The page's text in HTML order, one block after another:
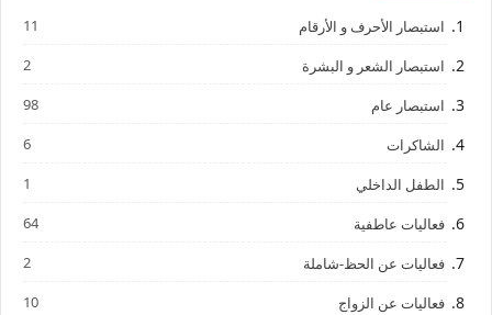
استبصار الأحرف و الأرقام 11
استبصار الشعر و البشرة 2
استبصار عام 98
الشاكرات 6
الطفل الداخلي 1
فعاليات عاطفية 64
فعاليات عن الحظ-شاملة 2
فعاليات عن الزواج 10